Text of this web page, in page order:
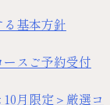
基本方針
ースご予約受付
月限定＞厳選コ